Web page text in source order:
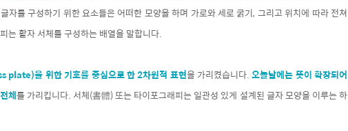
자를 구성하기 위한 요소들은 어떠한 모양을 하며 가로와 세로 굵기, 그리고 위치에 따라 전쳐
는 활자 서체를 구성하는 배열을 말합니다.
을 위한 기호를 중심으로 한 2차원적 표현을 가리켰습니다.오늘날에는 뜻이 확장되어
체를 가리킵니다. 서체(書體) 또는 타이포그래피는 일관성 있게 설계된 글자 모양을 이루는 하